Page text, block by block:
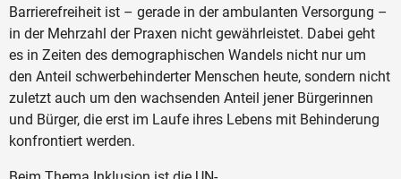
Barrierefreiheit ist – gerade in der ambulanten Versorgung –
in der Mehrzahl der Praxen nicht gewährleistet. Dabei geht
es in Zeiten des demographischen Wandels nicht nur um
den Anteil schwerbehinderter Menschen heute, sondern nicht
zuletzt auch um den wachsenden Anteil jener Bürgerinnen
und Bürger, die erst im Laufe ihres Lebens mit Behinderung
konfrontiert werden.